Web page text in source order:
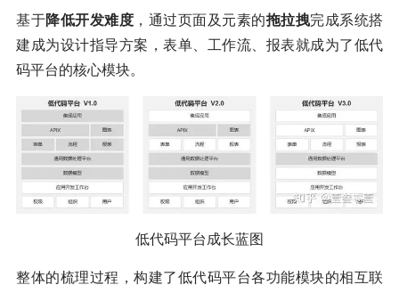
基于降低开发难度 ，通过页面及元素的拖拉拽完成系统搭
建成为设计指导方案，表单、工作流、报表就成为了低代
码平台的核心模块。
低代码平台成长蓝图
整体的梳理过程，构建了低代码平台各功能模块的相互联